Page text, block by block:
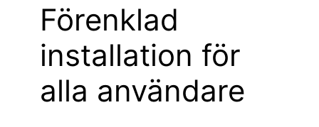
Förenklad
installation för
alla användare